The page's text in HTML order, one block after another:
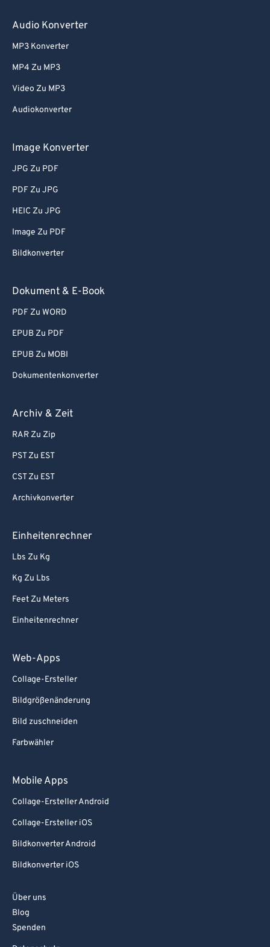
Audio Konverter
MP3 Konverter
MP4 Zu MP3
Video Zu MP3
Audiokonverter
Image Konverter
JPG Zu PDF
PDF Zu JPG
HEIC Zu JPG
Image Zu PDF
Bildkonverter
Dokument & E-Book
PDF Zu WORD
EPUB Zu PDF
EPUB Zu MOBI
Dokumentenkonverter
Archiv & Zeit
RAR Zu Zip
PST Zu EST
CST Zu EST
Archivkonverter
Einheitenrechner
Lbs Zu Kg
Kg Zu Lbs
Feet Zu Meters
Einheitenrechner
Web-Apps
Collage-Ersteller
Bildgrößenänderung
Bild zuschneiden
Farbwähler
Mobile Apps
Collage-Ersteller Android
Collage-Ersteller iOS
Bildkonverter Android
Bildkonverter iOS
Über uns
Blog
Spenden